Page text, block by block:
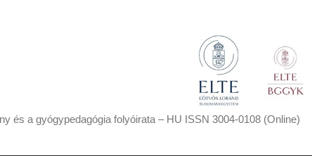
és a gyógypedagógia folyóirata – HU ISSN 3004-0108 (Online)